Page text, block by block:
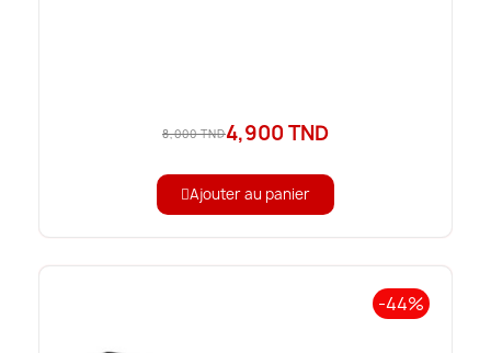
8,000 TND4,900 TND
Ajouter au panier
-44%